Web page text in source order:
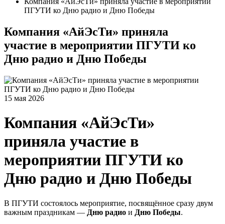
ПГУТИ ко Дню радио и Дню Победы
Компания «АйЭсТи» приняла
участие в мероприятии ПГУТИ ко
Дню радио и Дню Победы
15 мая 2026
Компания «АйЭсТи»
приняла участие в
мероприятии ПГУТИ ко
Дню радио и Дню Победы
В ПГУТИ состоялось мероприятие, посвящённое сразу двум
важным праздникам — Дню радио и Дню Победы.